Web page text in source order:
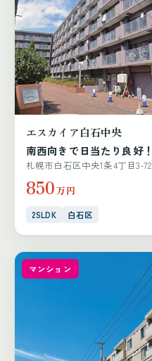
エスカイア白石中央
南西向きで日当たり良好！
札幌市白石区中央1条4丁目3-72
850万円
2SLDK 白石区
マンション